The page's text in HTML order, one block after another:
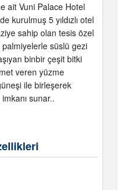
ait Vuni Palace Hotel
kurulmuş 5 yıldızlı otel
sahip olan tesis özel
palmiyelerle süslü gezi
binbir çeşit bitki
veren yüzme
ile birleşerek
sunar..